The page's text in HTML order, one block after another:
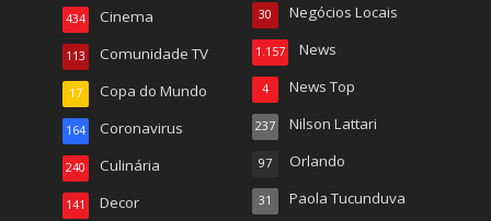
Cinema
434
Comunidade TV
113
Copa do Mundo
17
Coronavirus
164
Culinária
240
Decor
141
Negócios Locais
30
News
1.157
News Top
4
Nilson Lattari
237
Orlando
97
Paola Tucunduva
31